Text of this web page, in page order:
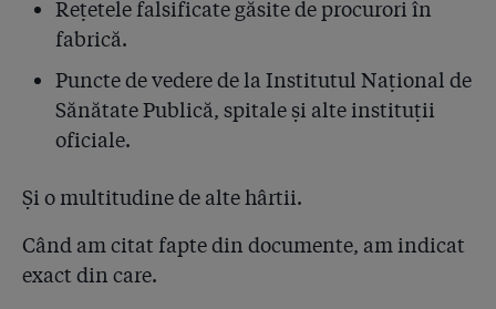
SEAP!
Cine finanțează investigația jurnalistică Hexi Pharma?
Cronica meciului Franța - România, 2-1, o finanțează
"Ar costa enorm", a răspuns Ministerul Sănătății, când
mărci de dezinfectanți de pe piață!
4.39
Mărturie despre cum se fură în sistemul electronic de
achiziții publice! Hexi iese pe locul 1 în toate topurile
pe dezinfectanți
Rețetele falsificate găsite de procurori în
fabrică.
Puncte de vedere de la Institutul Național de
Sănătate Publică, spitale și alte instituții
oficiale.
Și o multitudine de alte hârtii.
Când am citat fapte din documente, am indicat
exact din care.